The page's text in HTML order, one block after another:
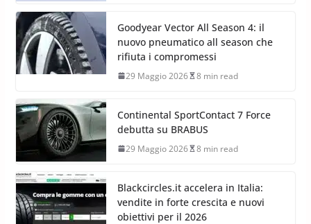
Goodyear Vector All Season 4: il
nuovo pneumatico all season che
rifiuta i compromessi
29 Maggio 2026 8 min read
Continental SportContact 7 Force
debutta su BRABUS
29 Maggio 2026 8 min read
Blackcircles.it accelera in Italia:
vendite in forte crescita e nuovi
obiettivi per il 2026